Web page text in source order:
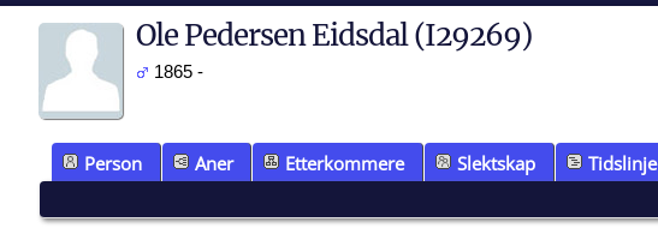
Ole Pedersen Eidsdal (I29269)
1865 -
Person Aner Etterkommere Slektskap Tidslinje